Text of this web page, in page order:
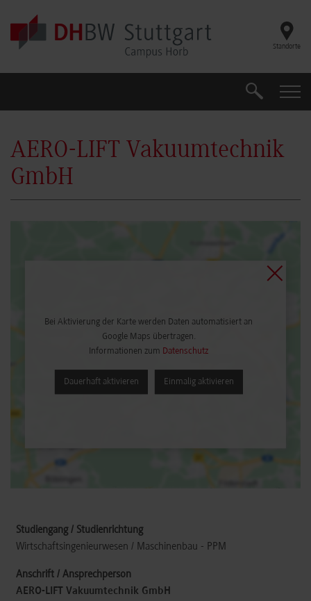
Skip to main content
Standorte
Suche
AERO-LIFT Vakuumtechnik
GmbH
Bei Aktivierung der Karte werden Daten automatisiert an
Google Maps übertragen.
Informationen zum Datenschutz
Dauerhaft aktivieren Einmalig aktivieren
Wirtschaftsingenieurwesen / Maschinenbau - PPM
AERO-LIFT Vakuumtechnik GmbH